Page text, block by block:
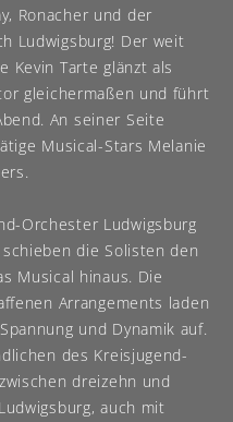
Ronacher und der
Ludwigsburg! Der weit
Kevin Tarte glänzt als
gleichermaßen und führt
An seiner Seite
Musical-Stars Melanie
Orchester Ludwigsburg
die Solisten den
Musical hinaus. Die
Arrangements laden
und Dynamik auf.
des Kreisjugend-
dreizehn und
auch mit